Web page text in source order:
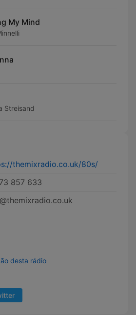
My Mind
Streisand
themixradio.co.uk/80s/
857 633
desta rádio